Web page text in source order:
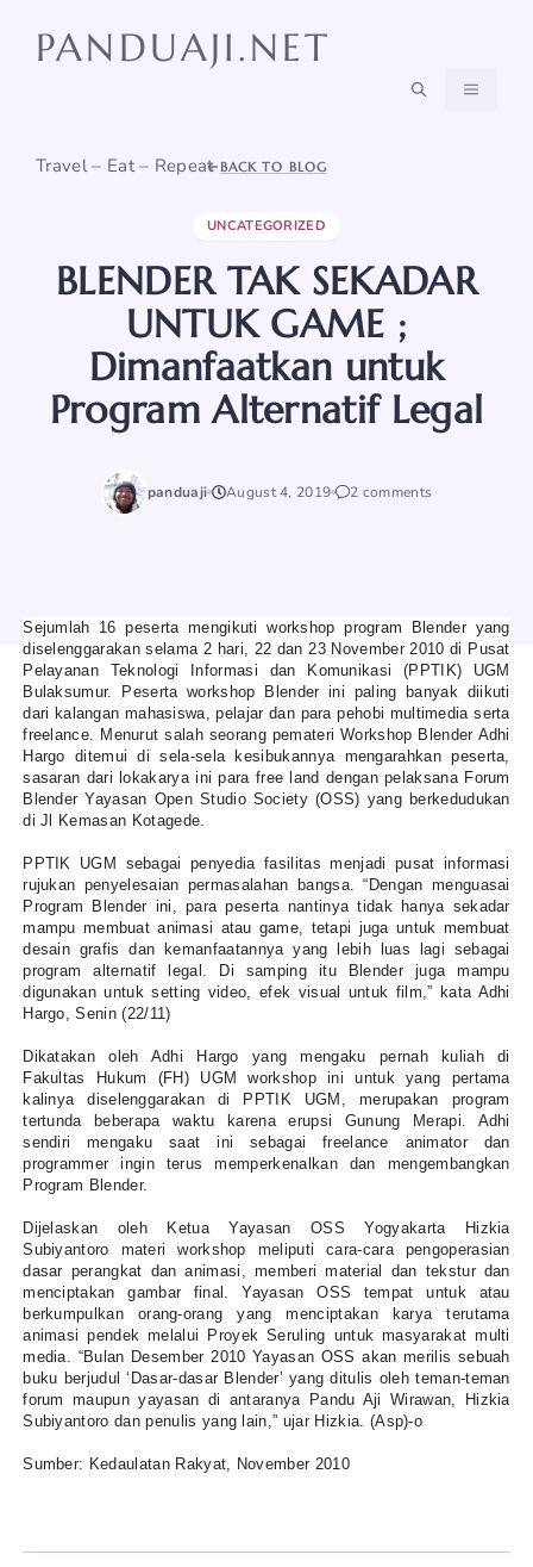
PANDUAJI.NET
Travel – Eat – Repeat
MENU
BACK TO BLOG
UNCATEGORIZED
BLENDER TAK SEKADAR
UNTUK GAME ;
Dimanfaatkan untuk
Program Alternatif Legal
panduaji August 4, 2019 2 comments
Sejumlah 16 peserta mengikuti workshop program Blender yang
diselenggarakan selama 2 hari, 22 dan 23 November 2010 di Pusat
Pelayanan Teknologi Informasi dan Komunikasi (PPTIK) UGM
Bulaksumur. Peserta workshop Blender ini paling banyak diikuti
dari kalangan mahasiswa, pelajar dan para pehobi multimedia serta
freelance. Menurut salah seorang pemateri Workshop Blender Adhi
Hargo ditemui di sela-sela kesibukannya mengarahkan peserta,
sasaran dari lokakarya ini para free land dengan pelaksana Forum
Blender Yayasan Open Studio Society (OSS) yang berkedudukan
di Jl Kemasan Kotagede.
PPTIK UGM sebagai penyedia fasilitas menjadi pusat informasi
rujukan penyelesaian permasalahan bangsa. “Dengan menguasai
Program Blender ini, para peserta nantinya tidak hanya sekadar
mampu membuat animasi atau game, tetapi juga untuk membuat
desain grafis dan kemanfaatannya yang lebih luas lagi sebagai
program alternatif legal. Di samping itu Blender juga mampu
digunakan untuk setting video, efek visual untuk film,” kata Adhi
Hargo, Senin (22/11)
Dikatakan oleh Adhi Hargo yang mengaku pernah kuliah di
Fakultas Hukum (FH) UGM workshop ini untuk yang pertama
kalinya diselenggarakan di PPTIK UGM, merupakan program
tertunda beberapa waktu karena erupsi Gunung Merapi. Adhi
sendiri mengaku saat ini sebagai freelance animator dan
programmer ingin terus memperkenalkan dan mengembangkan
Program Blender.
Dijelaskan oleh Ketua Yayasan OSS Yogyakarta Hizkia
Subiyantoro materi workshop meliputi cara-cara pengoperasian
dasar perangkat dan animasi, memberi material dan tekstur dan
menciptakan gambar final. Yayasan OSS tempat untuk atau
berkumpulkan orang-orang yang menciptakan karya terutama
animasi pendek melalui Proyek Seruling untuk masyarakat multi
media. “Bulan Desember 2010 Yayasan OSS akan merilis sebuah
buku berjudul ‘Dasar-dasar Blender’ yang ditulis oleh teman-teman
forum maupun yayasan di antaranya Pandu Aji Wirawan, Hizkia
Subiyantoro dan penulis yang lain,” ujar Hizkia. (Asp)-o
Sumber: Kedaulatan Rakyat, November 2010